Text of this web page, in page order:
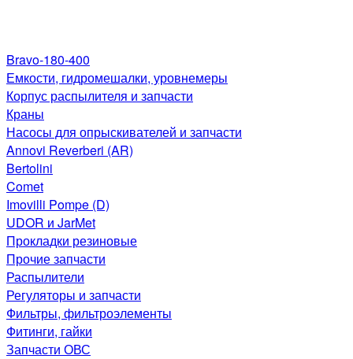
Bravo-180-400
Емкости, гидромешалки, уровнемеры
Корпус распылителя и запчасти
Краны
Насосы для опрыскивателей и запчасти
Annovi Reverberi (AR)
Bertolini
Comet
Imovilli Pompe (D)
UDOR и JarMet
Прокладки резиновые
Прочие запчасти
Распылители
Регуляторы и запчасти
Фильтры, фильтроэлементы
Фитинги, гайки
Запчасти ОВС